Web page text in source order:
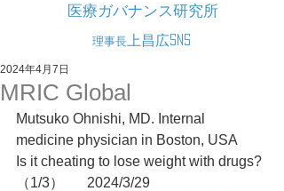
医療ガバナンス研究所
理事長 上昌広SNS
MRIC Global
2024年4月7日
Mutsuko Ohnishi, MD. Internal
medicine physician in Boston, USA
Is it cheating to lose weight with drugs?
（1/3）	2024/3/29